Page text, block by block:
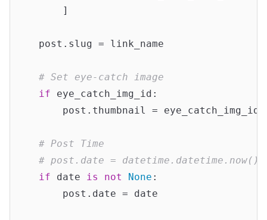
        ]
    post.slug = link_name
# Set eye-catch image
if eye_catch_img_id:
        post.thumbnail = eye_catch_img_id
# Post Time
# post.date =
if date is not None :
        post.date = date